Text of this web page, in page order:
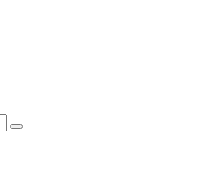
Vyhľadávanie